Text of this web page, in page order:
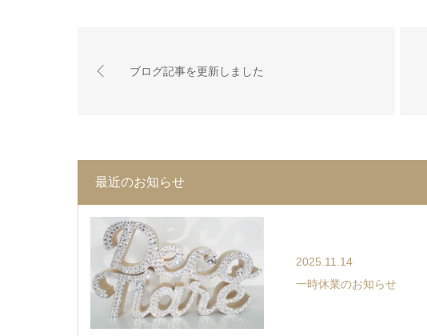
ブログ記事を更新しました
最近のお知らせ
2025.11.14
一時休業のお知らせ